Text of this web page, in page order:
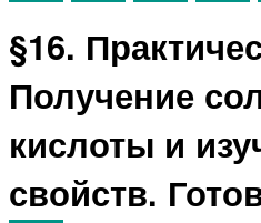
§16.
Получение
кислоты и
свойств.